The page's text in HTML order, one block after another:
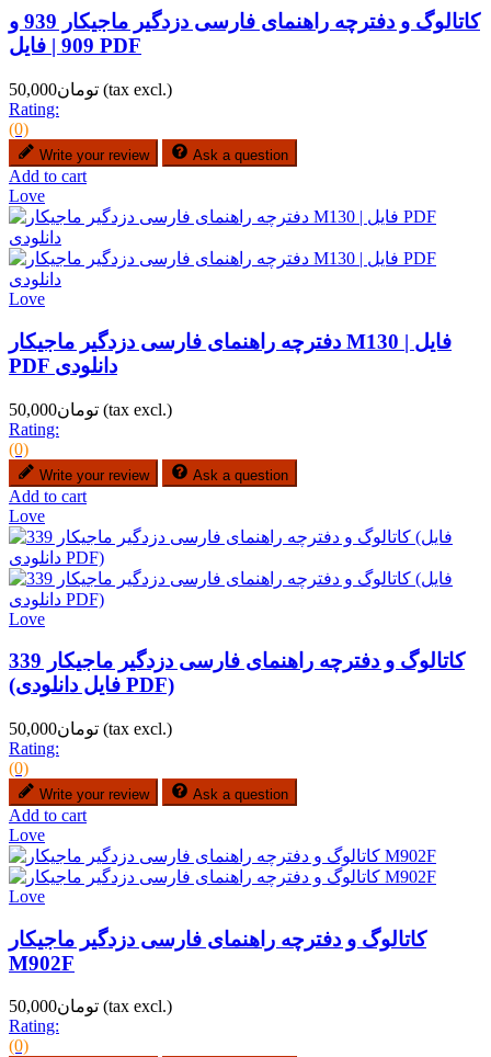
کاتالوگ و دفترچه راهنمای فارسی دزدگیر ماجیکار 939 و
909 | فایل PDF
تومان50,000 (tax excl.)
Rating:
(0)
Write your review Ask a question
Add to cart
Love
Love
دفترچه راهنمای فارسی دزدگیر ماجیکار M130 | فایل
PDF دانلودی
تومان50,000 (tax excl.)
Rating:
(0)
Write your review Ask a question
Add to cart
Love
Love
کاتالوگ و دفترچه راهنمای فارسی دزدگیر ماجیکار 339
(فایل دانلودی PDF)
تومان50,000 (tax excl.)
Rating:
(0)
Write your review Ask a question
Add to cart
Love
Love
کاتالوگ و دفترچه راهنمای فارسی دزدگیر ماجیکار
M902F
تومان50,000 (tax excl.)
Rating:
(0)